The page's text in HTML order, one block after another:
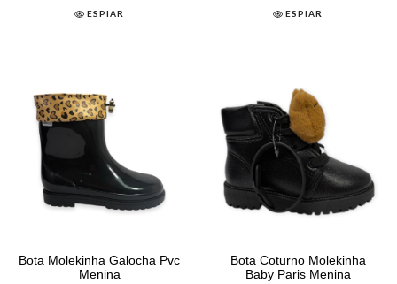
ESPIAR ESPIAR
Bota Molekinha Galocha Pvc
Menina
Bota Coturno Molekinha
Baby Paris Menina